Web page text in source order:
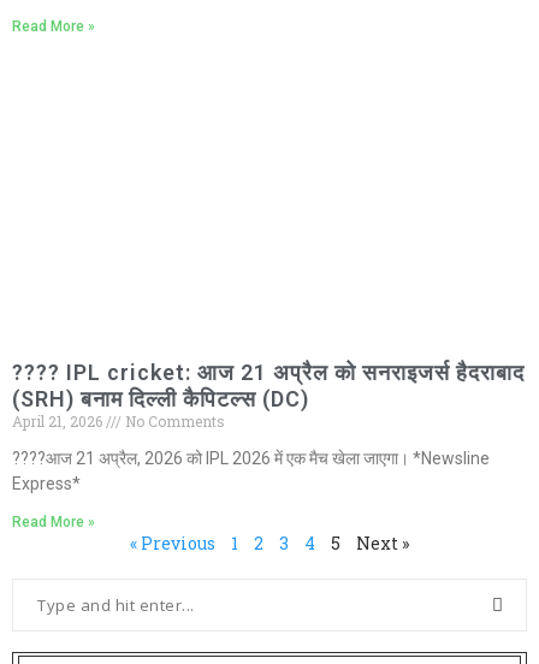
Read More »
???? IPL cricket: आज 21 अप्रैल को सनराइजर्स हैदराबाद
(SRH) बनाम दिल्ली कैपिटल्स (DC)
April 21, 2026
No Comments
????आज 21 अप्रैल, 2026 को IPL 2026 में एक मैच खेला जाएगा। *Newsline
Express*
Read More »
« Previous 1 2 3 4 5 Next »